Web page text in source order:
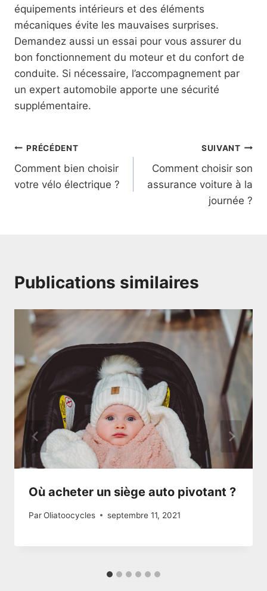
équipements intérieurs et des éléments
mécaniques évite les mauvaises surprises.
Demandez aussi un essai pour vous assurer du
bon fonctionnement du moteur et du confort de
conduite. Si nécessaire, l’accompagnement par
un expert automobile apporte une sécurité
supplémentaire.
Navigation
de
PRÉCÉDENT
Comment bien choisir
votre vélo électrique ?
SUIVANT
Comment choisir son
assurance voiture à la
journée ?
Publications similaires
Où acheter un siège auto pivotant ?
ParOliatoocycles septembre 11, 2021